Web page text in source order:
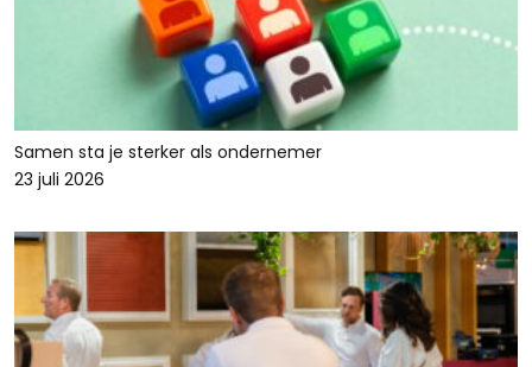
Samen sta je sterker als ondernemer
23 juli 2026